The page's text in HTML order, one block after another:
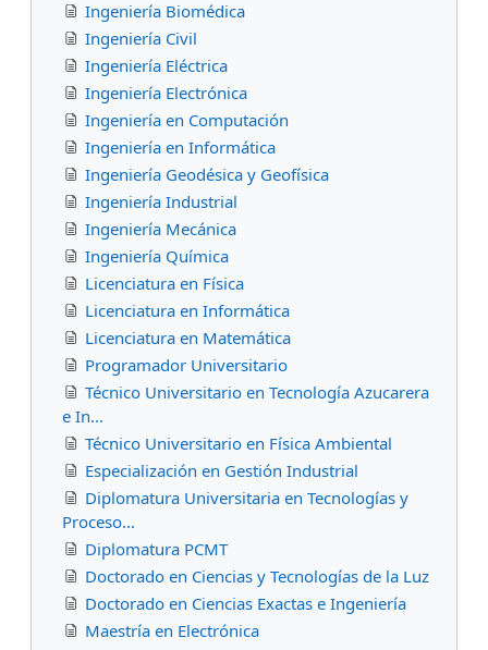
Ingeniería Biomédica
Ingeniería Civil
Ingeniería Eléctrica
Ingeniería Electrónica
Ingeniería en Computación
Ingeniería en Informática
Ingeniería Geodésica y Geofísica
Ingeniería Industrial
Ingeniería Mecánica
Ingeniería Química
Licenciatura en Física
Licenciatura en Informática
Licenciatura en Matemática
Programador Universitario
Técnico Universitario en Tecnología Azucarera
e In...
Técnico Universitario en Física Ambiental
Especialización en Gestión Industrial
Diplomatura Universitaria en Tecnologías y
Proceso...
Diplomatura PCMT
Doctorado en Ciencias y Tecnologías de la Luz
Doctorado en Ciencias Exactas e Ingeniería
Maestría en Electrónica